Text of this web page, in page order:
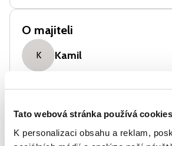
Tato webová stránka používá cookies
K personalizaci obsahu a reklam,
O majiteli
K Kamil
Lednice
Sporák